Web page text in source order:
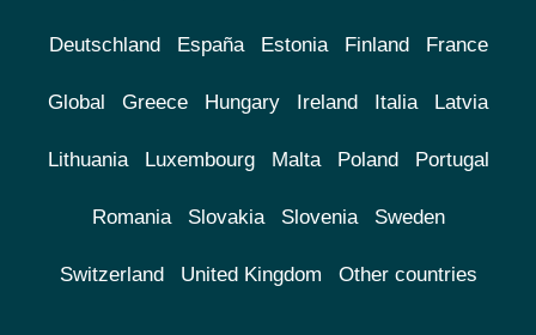
Deutschland España Estonia Finland France
Global Greece Hungary Ireland Italia Latvia
Lithuania Luxembourg Malta Poland Portugal
Romania Slovakia Slovenia Sweden
Switzerland United Kingdom Other countries